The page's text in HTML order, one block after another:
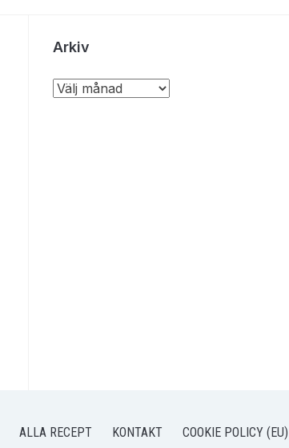
Arkiv
ALLA RECEPT KONTAKT COOKIE POLICY (EU)